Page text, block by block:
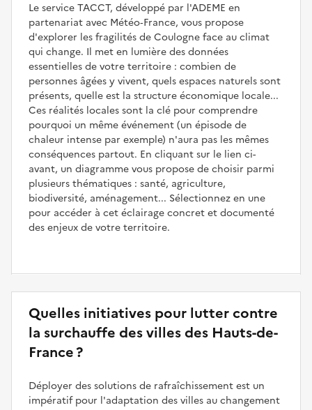
Le service TACCT, développé par l'ADEME en
partenariat avec Météo‑France, vous propose
d'explorer les fragilités de Coulogne face au climat
qui change. Il met en lumière des données
essentielles de votre territoire : combien de
personnes âgées y vivent, quels espaces naturels sont
présents, quelle est la structure économique locale...
Ces réalités locales sont la clé pour comprendre
pourquoi un même événement (un épisode de
chaleur intense par exemple) n'aura pas les mêmes
conséquences partout. En cliquant sur le lien ci-
avant, un diagramme vous propose de choisir parmi
plusieurs thématiques : santé, agriculture,
biodiversité, aménagement... Sélectionnez en une
pour accéder à cet éclairage concret et documenté
des enjeux de votre territoire.
Quelles initiatives pour lutter contre
la surchauffe des villes des Hauts-de-
France ?
Déployer des solutions de rafraîchissement est un
impératif pour l'adaptation des villes au changement